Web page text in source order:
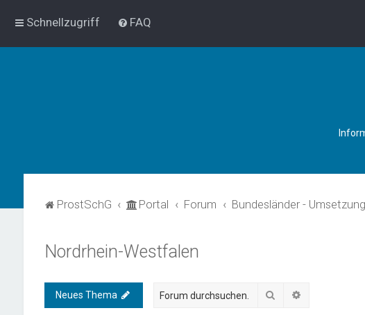
Schnellzugriff FAQ
ProstSchG Portal Forum Bundesländer -
Nordrhein-Westfalen
Neues Thema Suche